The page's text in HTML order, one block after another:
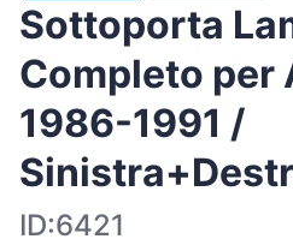
Sottoporta
Completo per
1986-1991 /
ID:6421